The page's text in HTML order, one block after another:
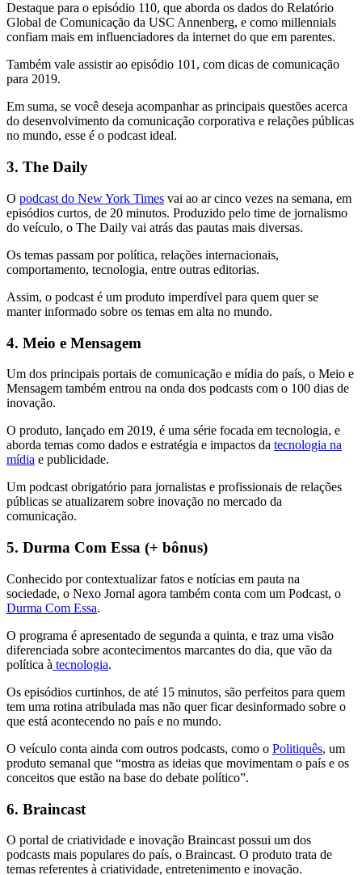
Destaque para o episódio 110, que aborda os dados do Relatório
Global de Comunicação da USC Annenberg, e como millennials
confiam mais em influenciadores da internet do que em parentes.
Também vale assistir ao episódio 101, com dicas de comunicação
para 2019.
Em suma, se você deseja acompanhar as principais questões acerca
do desenvolvimento da comunicação corporativa e relações públicas
no mundo, esse é o podcast ideal.
3. The Daily
O podcast do New York Times vai ao ar cinco vezes na semana, em
episódios curtos, de 20 minutos. Produzido pelo time de jornalismo
do veículo, o The Daily vai atrás das pautas mais diversas.
Os temas passam por política, relações internacionais,
comportamento, tecnologia, entre outras editorias.
Assim, o podcast é um produto imperdível para quem quer se
manter informado sobre os temas em alta no mundo.
4. Meio e Mensagem
Um dos principais portais de comunicação e mídia do país, o Meio e
Mensagem também entrou na onda dos podcasts com o 100 dias de
inovação.
O produto, lançado em 2019, é uma série focada em tecnologia, e
aborda temas como dados e estratégia e impactos da tecnologia na
mídia e publicidade.
Um podcast obrigatório para jornalistas e profissionais de relações
públicas se atualizarem sobre inovação no mercado da
comunicação.
5. Durma Com Essa (+ bônus)
Conhecido por contextualizar fatos e notícias em pauta na
sociedade, o Nexo Jornal agora também conta com um Podcast, o
Durma Com Essa.
O programa é apresentado de segunda a quinta, e traz uma visão
diferenciada sobre acontecimentos marcantes do dia, que vão da
política à tecnologia.
Os episódios curtinhos, de até 15 minutos, são perfeitos para quem
tem uma rotina atribulada mas não quer ficar desinformado sobre o
que está acontecendo no país e no mundo.
O veículo conta ainda com outros podcasts, como o Politiquês, um
produto semanal que “mostra as ideias que movimentam o país e os
conceitos que estão na base do debate político”.
6. Braincast
O portal de criatividade e inovação Braincast possui um dos
podcasts mais populares do país, o Braincast. O produto trata de
temas referentes à criatividade, entretenimento e inovação.